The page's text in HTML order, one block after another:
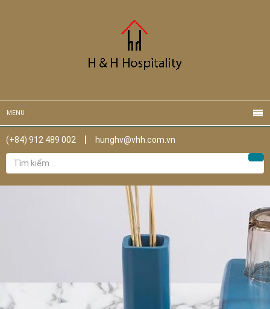
MENU
(+84) 912 489 002
hunghv@vhh.com.vn
Tìm
kiếm
cho: